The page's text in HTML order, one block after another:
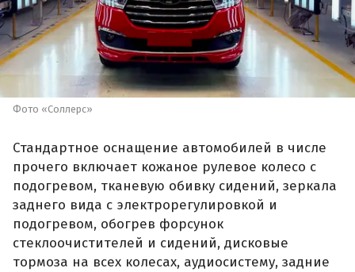
Фото «Соллерс»
Стандартное оснащение автомобилей в числе
прочего включает кожаное рулевое колесо с
подогревом, тканевую обивку сидений, зеркала
заднего вида с электрорегулировкой и
подогревом, обогрев форсунок
стеклоочистителей и сидений, дисковые
тормоза на всех колесах, аудиосистему, задние